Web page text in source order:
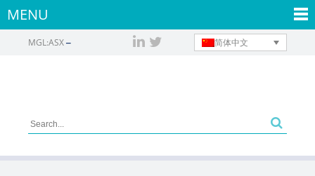
MENU
简体中文
MGL:ASX